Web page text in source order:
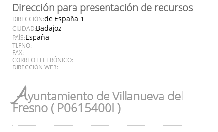
Dirección para presentación de recursos
DIRECCIÓN:de España 1
CIUDAD:Badajoz
PAÍS:España
TLFNO:
FAX:
CORREO ELETRÓNICO:
DIRECCIÓN WEB:
Ayuntamiento de Villanueva del
Fresno ( P0615400I )